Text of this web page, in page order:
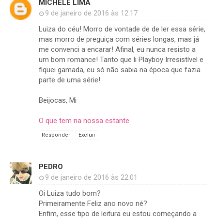
MICHELE LIMA
9 de janeiro de 2016 às 12:17
Luiza do céu! Morro de vontade de de ler essa série,
mas morro de preguiça com séries longas, mas já
me convenci a encarar! Afinal, eu nunca resisto a
um bom romance! Tanto que li Playboy Irresistível e
fiquei gamada, eu só não sabia na época que fazia
parte de uma série!
Beijocas, Mi
O que tem na nossa estante
Responder Excluir
PEDRO
9 de janeiro de 2016 às 22:01
Oi Luiza tudo bom?
Primeiramente Feliz ano novo né?
Enfim, esse tipo de leitura eu estou começando a